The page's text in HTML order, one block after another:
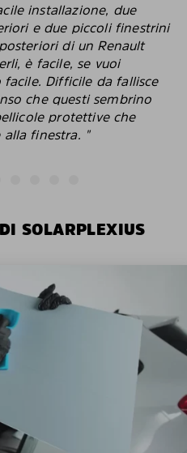
installazione, due
e due piccoli finestrini
di un Renault
è facile, se vuoi
Difficile da fallisce
che questi sembrino
protettive che
finestra. "
SOLARPLEXIUS